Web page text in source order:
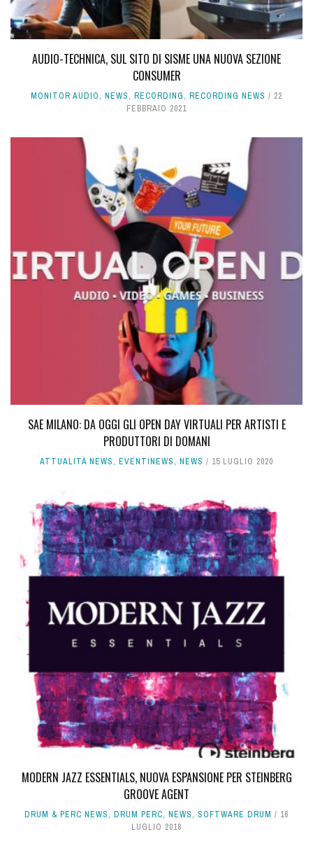
AUDIO-TECHNICA, SUL SITO DI SISME UNA NUOVA SEZIONE
CONSUMER
MONITOR AUDIO, NEWS, RECORDING, RECORDING NEWS
22
FEBBRAIO 2021
SAE MILANO: DA OGGI GLI OPEN DAY VIRTUALI PER ARTISTI E
PRODUTTORI DI DOMANI
ATTUALITÀ NEWS, EVENTINEWS, NEWS 15 LUGLIO 2020
MODERN JAZZ ESSENTIALS, NUOVA ESPANSIONE PER STEINBERG
GROOVE AGENT
DRUM & PERC NEWS, DRUM PERC, NEWS, SOFTWARE DRUM
16
LUGLIO 2018